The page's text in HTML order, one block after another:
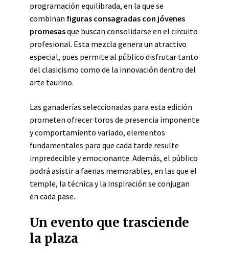
programación equilibrada, en la que se
combinan figuras consagradas con jóvenes
promesasque buscan consolidarse en el circuito
profesional. Esta mezcla genera un atractivo
especial, pues permite al público disfrutar tanto
del clasicismo como de la innovación dentro del
arte taurino.
Las ganaderías seleccionadas para esta edición
prometen ofrecer toros de presencia imponente
y comportamiento variado, elementos
fundamentales para que cada tarde resulte
impredecible y emocionante. Además, el público
podrá asistir a faenas memorables, en las que el
temple, la técnica y la inspiración se conjugan
en cada pase.
Un evento que trasciende
la plaza